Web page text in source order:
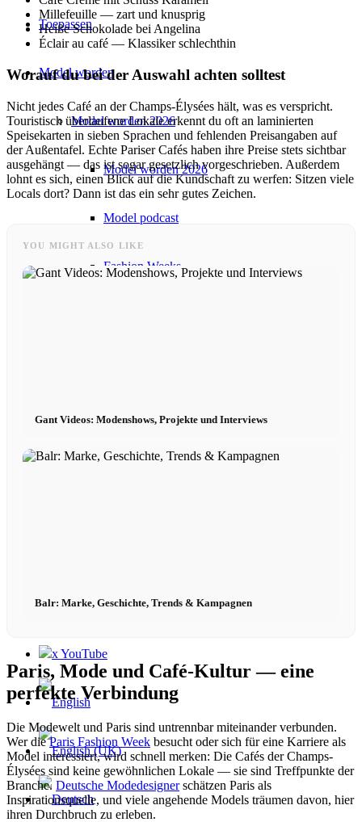
Toepassen
Model worden
Model worden 2026
Model worden 2026
Model podcast
Fashion Weeks
Peppa Van De Dag
x TikTok
x YouTube
Millefeuille — zart und knusprig
Heiße Schokolade bei Angelina
Éclair au café — Klassiker schlechthin
Worauf du bei der Auswahl achten solltest
Nicht jedes Café an der Champs-Élysées hält, was es verspricht.
Touristisch überlaufene Lokale erkennt du oft an laminierten
Speisekarten in sieben Sprachen und fehlenden Preisangaben auf
der Außentafel. Echte Pariser Cafés haben ihre Preise stets sichtbar
ausgehängt — das ist sogar gesetzlich vorgeschrieben. Außerdem
lohnt es sich, einen Blick auf die Kundschaft zu werfen: Sitzen viele
Locals dort? Dann ist das ein sehr gutes Zeichen.
YOU MIGHT ALSO LIKE
Gant Videos: Modenshows, Projekte und Interviews
Balr: Marke, Geschichte, Trends & Kampagnen
Paris, Mode und Café-Kultur — eine
perfekte Verbindung
Die Modewelt und Paris sind untrennbar miteinander verbunden.
Wer dieParis Fashion Week besucht oder sich für eine Karriere als
Model interessiert, wird schnell merken: Die Cafés der Champs-
Élysées sind keine gewöhnlichen Lokale — sie sind Treffpunkte der
Branche. Deutsche Modedesignerschätzen Paris als
Inspirationsquelle, und viele angehende Models träumen davon, hier
ihren Durchbruch zu erleben.